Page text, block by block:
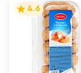
4.6